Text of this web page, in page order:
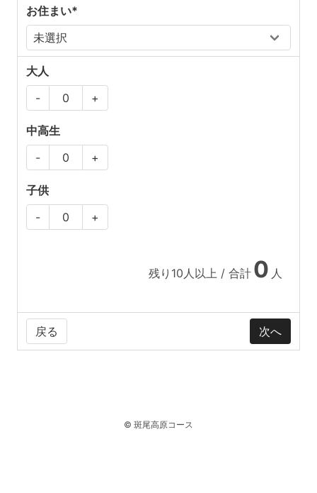
お住まい*
大人
-
+
中高生
-
+
子供
-
+
残り 10人以上 / 合計 0 人
戻る
© 斑尾高原コース